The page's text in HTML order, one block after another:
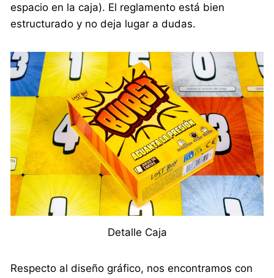
espacio en la caja). El reglamento está bien
estructurado y no deja lugar a dudas.
Detalle Caja
Respecto al diseño gráfico, nos encontramos con